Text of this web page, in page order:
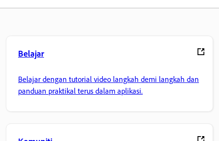
Belajar
Belajar dengan tutorial video langkah demi langkah dan
panduan praktikal terus dalam aplikasi.